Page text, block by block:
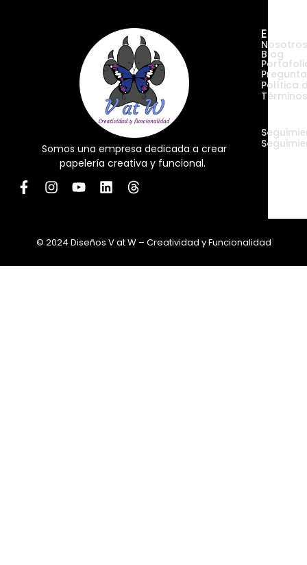
Somos una empresa dedicada a crear
papelería creativa y funcional.
Nosotros
Blog
Política
© 2024 Diseños V at W – Creatividad y Funcionalidad